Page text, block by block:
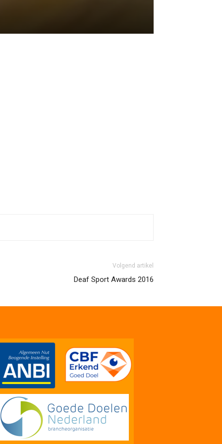
Volgend artikel
Deaf Sport Awards 2016